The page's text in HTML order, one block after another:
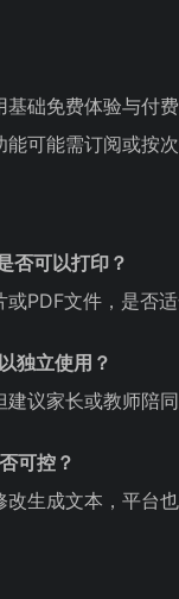
基础免费体验与付
可能需订阅或按
否可以打印？
PDF文件，是否
独立使用？
议家长或教师陪同
可控？
生成文本，平台